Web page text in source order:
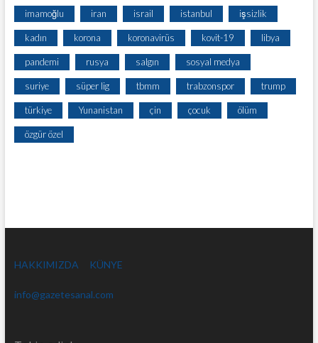
imamoğlu iran israil istanbul işsizlik
kadın korona koronavirüs kovit-19 libya
pandemi rusya salgın sosyal medya
suriye süper lig tbmm trabzonspor trump
türkiye Yunanistan çin çocuk ölüm
özgür özel
HAKKIMIZDA KÜNYE
info@gazetesanal.com